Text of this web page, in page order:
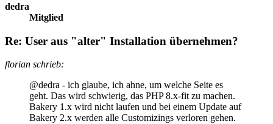
dedra
Mitglied
Re: User aus "alter" Installation übernehmen?
florian schrieb:
@dedra - ich glaube, ich ahne, um welche Seite es
geht. Das wird schwierig, das PHP 8.x-fit zu machen.
Bakery 1.x wird nicht laufen und bei einem Update auf
Bakery 2.x werden alle Customizings verloren gehen.